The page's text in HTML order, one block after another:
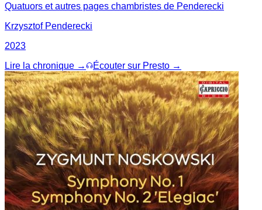
Quatuors et autres pages chambristes de Penderecki
Krzysztof Penderecki
2023
Lire la chronique →
Écouter sur Presto →